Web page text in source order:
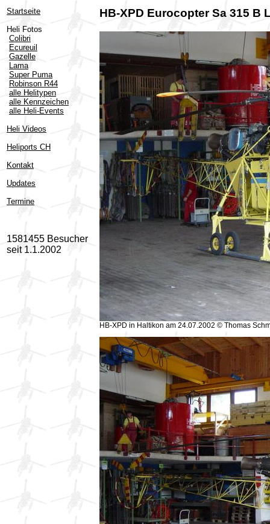
Startseite
Heli Fotos
Colibri
Ecureuil
Gazelle
Lama
Super Puma
Robinson R44
alle Helitypen
alle Kennzeichen
alle Heli-Events
Heli Videos
Heliports CH
Kontakt
Updates
Termine
1581455 Besucher
seit 1.1.2002
HB-XPD Eurocopter Sa 315 B
HB-XPD in Haltikon am 24.07.2002 © Thomas